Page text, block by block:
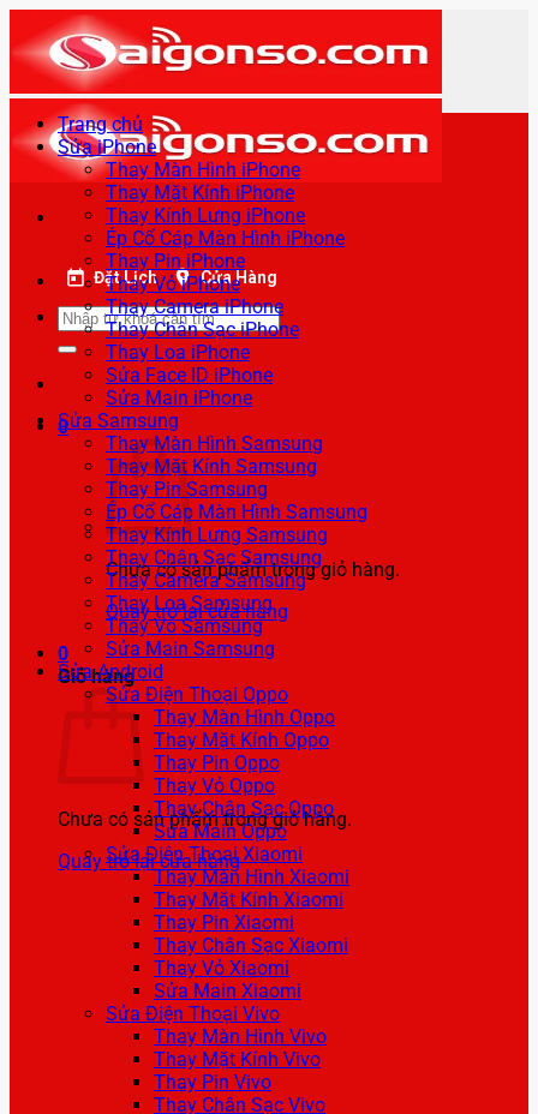
qua
nội
dung
Đặt Lịch Cửa Hàng
Tìm
kiếm:
0
Chưa có sản phẩm trong giỏ hàng.
Quay trở lại cửa hàng
0
Giỏ hàng
Chưa có sản phẩm trong giỏ hàng.
Quay trở lại cửa hàng
Trang chủ
Sửa iPhone
Thay Màn Hình iPhone
Thay Mặt Kính iPhone
Thay Kính Lưng iPhone
Ép Cổ Cáp Màn Hình iPhone
Thay Pin iPhone
Thay Vỏ iPhone
Thay Camera iPhone
Thay Chân Sạc iPhone
Thay Loa iPhone
Sửa Face ID iPhone
Sửa Main iPhone
Sửa Samsung
Thay Màn Hình Samsung
Thay Mặt Kính Samsung
Thay Pin Samsung
Ép Cổ Cáp Màn Hình Samsung
Thay Kính Lưng Samsung
Thay Chân Sạc Samsung
Thay Camera Samsung
Thay Loa Samsung
Thay Vỏ Samsung
Sửa Main Samsung
Sửa Android
Sửa Điện Thoại Oppo
Thay Màn Hình Oppo
Thay Mặt Kính Oppo
Thay Pin Oppo
Thay Vỏ Oppo
Thay Chân Sạc Oppo
Sửa Main Oppo
Sửa Điện Thoại Xiaomi
Thay Màn Hình Xiaomi
Thay Mặt Kính Xiaomi
Thay Pin Xiaomi
Thay Chân Sạc Xiaomi
Thay Vỏ Xiaomi
Sửa Main Xiaomi
Sửa Điện Thoại Vivo
Thay Màn Hình Vivo
Thay Mặt Kính Vivo
Thay Pin Vivo
Thay Chân Sạc Vivo